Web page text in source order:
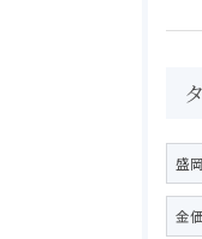
盛岡
金